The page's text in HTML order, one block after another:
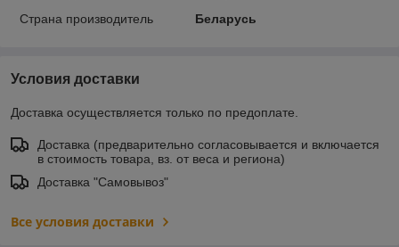
Страна производитель
Беларусь
Условия доставки
Доставка осуществляется только по предоплате.
Доставка (предварительно согласовывается и включается
в стоимость товара, вз. от веса и региона)
Доставка "Самовывоз"
Все условия доставки